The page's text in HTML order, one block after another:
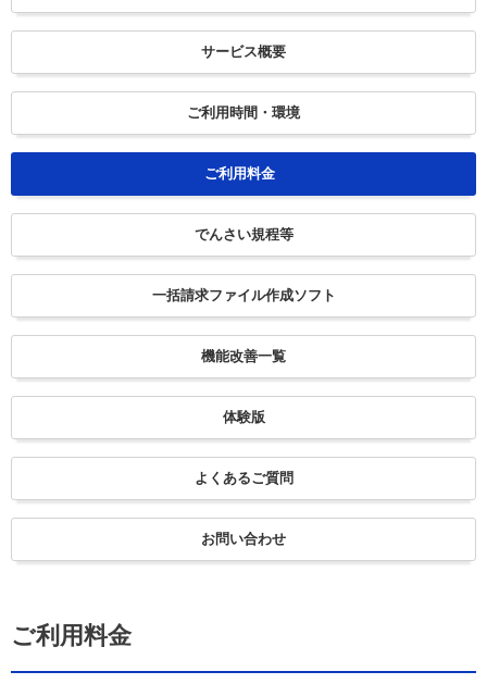
サービス概要
ご利用時間・環境
ご利用料金
でんさい規程等
一括請求ファイル作成ソフト
機能改善一覧
体験版
よくあるご質問
お問い合わせ
ご利用料金